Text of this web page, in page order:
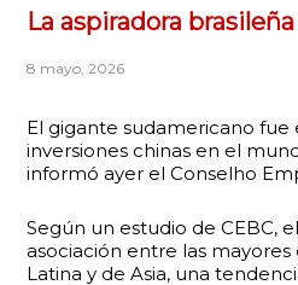
La aspiradora brasileña
8 mayo, 2026
El gigante sudamericano fue
inversiones chinas en el
informó ayer el Conselho
Según un estudio de CEBC,
asociación entre las
Latina y de Asia, una